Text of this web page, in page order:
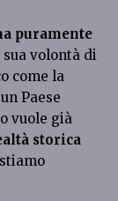
puramente
volontà di
come la
Paese
vuole già
storica